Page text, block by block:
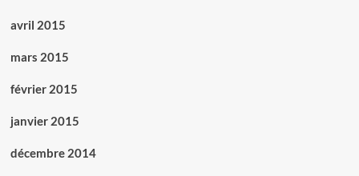
avril 2015
mars 2015
février 2015
janvier 2015
décembre 2014